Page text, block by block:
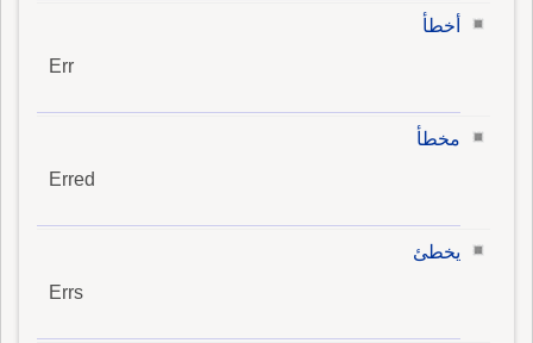
أخطأ
Err
مخطأ
Erred
يخطئ
Errs